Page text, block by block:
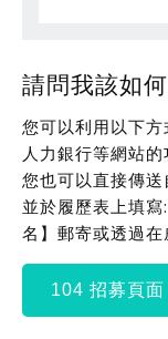
請問我該如
您可以利用以下
人力銀行等網站
您也可以直接傳送
並於履歷表上填
名】郵寄或透過在
104 招募頁面